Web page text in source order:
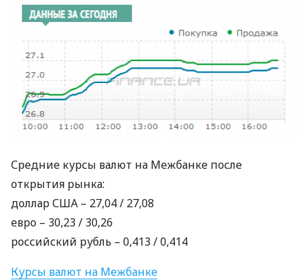
Средние курсы валют на Межбанке после
открытия рынка:
долларСША – 27,04 / 27,08
евро – 30,23 / 30,26
российский рубль – 0,413 / 0,414
Курсы валют на Межбанке